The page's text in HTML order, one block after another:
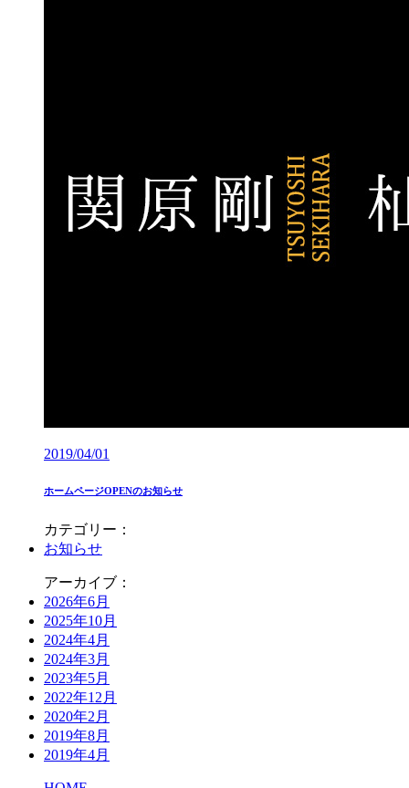
2019/04/01
ホームページOPENのお知らせ
カテゴリー：
お知らせ
アーカイブ：
2026年6月
2025年10月
2024年4月
2024年3月
2023年5月
2022年12月
2020年2月
2019年8月
2019年4月